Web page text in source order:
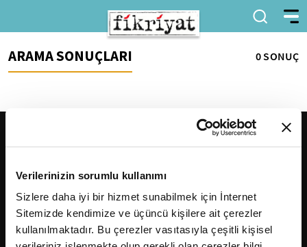
Verilerinizin sorumlu kullanımı
Sizlere daha iyi bir hizmet sunabilmek için İnternet
Sitemizde kendimize ve üçüncü kişilere ait çerezler
kullanılmaktadır. Bu çerezler vasıtasıyla çeşitli kişisel
ARAMA SONUÇLARI 0 SONUÇ
2026Fikriyat. Tüm hakları saklıdır.